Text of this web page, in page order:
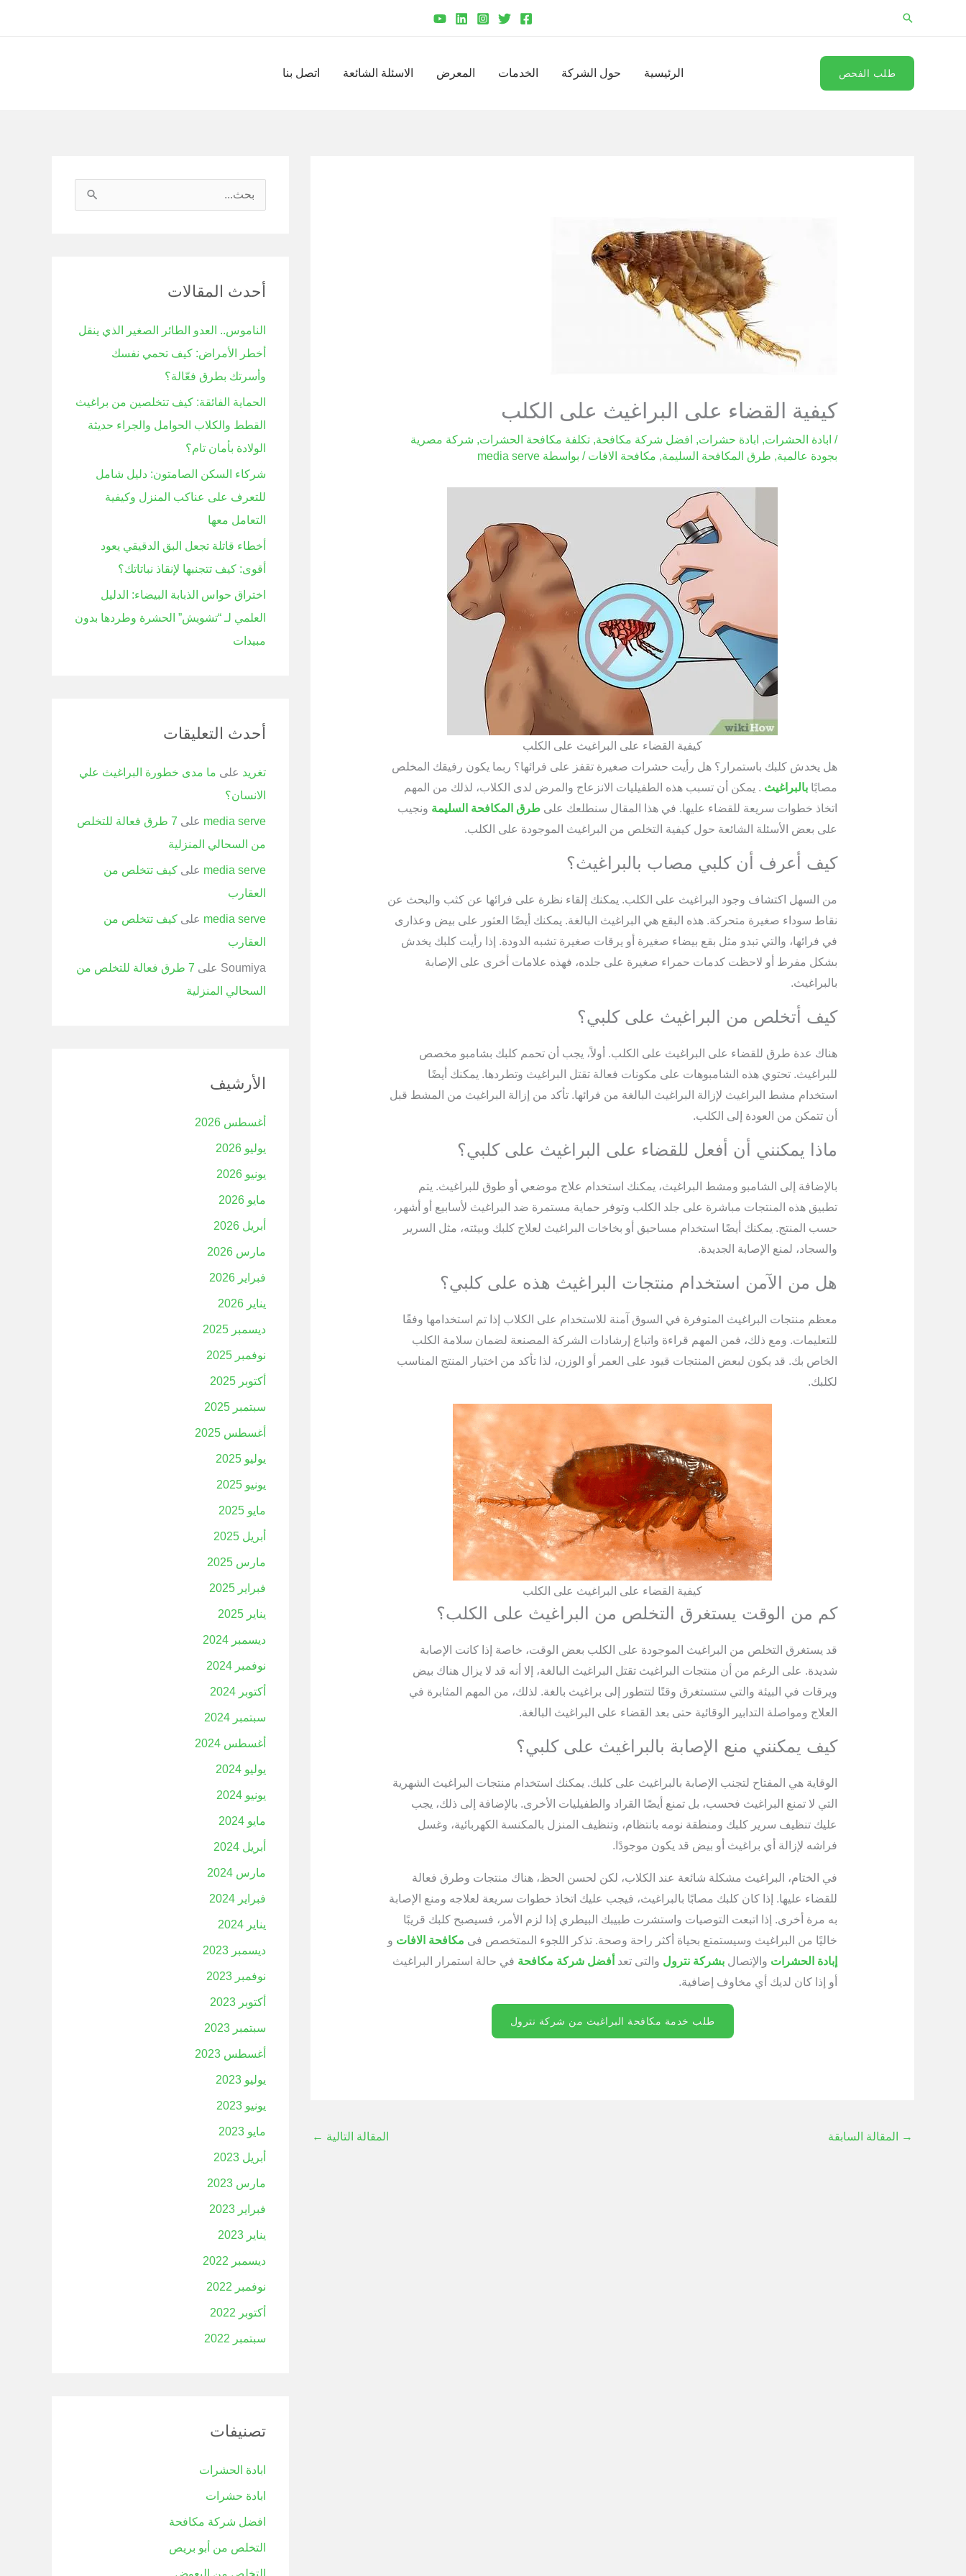
البحث
طلب الفحص الرئيسية حول الشركة الخدمات المعرض الاسئلة الشائعة اتصل بنا
كيفية القضاء على البراغيث على الكلب
/ ابادة الحشرات, ابادة حشرات, افضل شركة مكافحة, تكلفة مكافحة الحشرات, شركة مصرية
بجودة عالمية, طرق المكافحة السليمة, مكافحة الافات / بواسطة media serve
كيفية القضاء على البراغيث على الكلب
هل يخدش كلبك باستمرار؟ هل رأيت حشرات صغيرة تقفز على فرائها؟ ربما يكون رفيقك المخلص
مصابًا بالبراغيث . يمكن أن تسبب هذه الطفيليات الانزعاج والمرض لدى الكلاب، لذلك من المهم
اتخاذ خطوات سريعة للقضاء عليها. في هذا المقال سنطلعك على طرق المكافحة السليمة ونجيب
على بعض الأسئلة الشائعة حول كيفية التخلص من البراغيث الموجودة على الكلب.
كيف أعرف أن كلبي مصاب بالبراغيث؟
من السهل اكتشاف وجود البراغيث على الكلب. يمكنك إلقاء نظرة على فرائها عن كثب والبحث عن
نقاط سوداء صغيرة متحركة. هذه البقع هي البراغيث البالغة. يمكنك أيضًا العثور على بيض وعذارى
في فرائها، والتي تبدو مثل بقع بيضاء صغيرة أو يرقات صغيرة تشبه الدودة. إذا رأيت كلبك يخدش
بشكل مفرط أو لاحظت كدمات حمراء صغيرة على جلده، فهذه علامات أخرى على الإصابة
بالبراغيث.
كيف أتخلص من البراغيث على كلبي؟
هناك عدة طرق للقضاء على البراغيث على الكلب. أولاً، يجب أن تحمم كلبك بشامبو مخصص
للبراغيث. تحتوي هذه الشامبوهات على مكونات فعالة تقتل البراغيث وتطردها. يمكنك أيضًا
استخدام مشط البراغيث لإزالة البراغيث البالغة من فرائها. تأكد من إزالة البراغيث من المشط قبل
أن تتمكن من العودة إلى الكلب.
ماذا يمكنني أن أفعل للقضاء على البراغيث على كلبي؟
بالإضافة إلى الشامبو ومشط البراغيث، يمكنك استخدام علاج موضعي أو طوق للبراغيث. يتم
تطبيق هذه المنتجات مباشرة على جلد الكلب وتوفر حماية مستمرة ضد البراغيث لأسابيع أو أشهر،
حسب المنتج. يمكنك أيضًا استخدام مساحيق أو بخاخات البراغيث لعلاج كلبك وبيئته، مثل السرير
والسجاد، لمنع الإصابة الجديدة.
هل من الآمن استخدام منتجات البراغيث هذه على كلبي؟
معظم منتجات البراغيث المتوفرة في السوق آمنة للاستخدام على الكلاب إذا تم استخدامها وفقًا
للتعليمات. ومع ذلك، فمن المهم قراءة واتباع إرشادات الشركة المصنعة لضمان سلامة الكلب
الخاص بك. قد يكون لبعض المنتجات قيود على العمر أو الوزن، لذا تأكد من اختيار المنتج المناسب
لكلبك.
كيفية القضاء على البراغيث على الكلب
كم من الوقت يستغرق التخلص من البراغيث على الكلب؟
قد يستغرق التخلص من البراغيث الموجودة على الكلب بعض الوقت، خاصة إذا كانت الإصابة
شديدة. على الرغم من أن منتجات البراغيث تقتل البراغيث البالغة، إلا أنه قد لا يزال هناك بيض
ويرقات في البيئة والتي ستستغرق وقتًا لتتطور إلى براغيث بالغة. لذلك، من المهم المثابرة في
العلاج ومواصلة التدابير الوقائية حتى بعد القضاء على البراغيث البالغة.
كيف يمكنني منع الإصابة بالبراغيث على كلبي؟
الوقاية هي المفتاح لتجنب الإصابة بالبراغيث على كلبك. يمكنك استخدام منتجات البراغيث الشهرية
التي لا تمنع البراغيث فحسب، بل تمنع أيضًا القراد والطفيليات الأخرى. بالإضافة إلى ذلك، يجب
عليك تنظيف سرير كلبك ومنطقة نومه بانتظام، وتنظيف المنزل بالمكنسة الكهربائية، وغسل
فراشه لإزالة أي براغيث أو بيض قد يكون موجودًا.
في الختام، البراغيث مشكلة شائعة عند الكلاب، لكن لحسن الحظ، هناك منتجات وطرق فعالة
للقضاء عليها. إذا كان كلبك مصابًا بالبراغيث، فيجب عليك اتخاذ خطوات سريعة لعلاجه ومنع الإصابة
به مرة أخرى. إذا اتبعت التوصيات واستشرت طبيبك البيطري إذا لزم الأمر، فسيصبح كلبك قريبًا
خاليًا من البراغيث وسيستمتع بحياة أكثر راحة وصحة. تذكر اللجوء الىمتخصص فى مكافحة الافات و
إبادة الحشرات والإتصال بشركة نترول والتى تعد أفضل شركة مكافحة في حالة استمرار البراغيث
أو إذا كان لديك أي مخاوف إضافية.
طلب خدمة مكافحة البراغيث من شركة نترول
→ المقالة السابقة المقالة التالية ←
ث
ن
:
أحدث المقالات
الناموس.. العدو الطائر الصغير الذي ينقل
أخطر الأمراض: كيف تحمي نفسك
وأسرتك بطرق فعّالة؟
الحماية الفائقة: كيف تتخلصين من براغيث
القطط والكلاب الحوامل والجراء حديثة
الولادة بأمان تام؟
شركاء السكن الصامتون: دليل شامل
للتعرف على عناكب المنزل وكيفية
التعامل معها
أخطاء قاتلة تجعل البق الدقيقي يعود
أقوى: كيف تتجنبها لإنقاذ نباتاتك؟
اختراق حواس الذبابة البيضاء: الدليل
العلمي لـ “تشويش” الحشرة وطردها بدون
مبيدات
أحدث التعليقات
تغريد على ما مدى خطورة البراغيث علي
الانسان؟
media serve على
7 طرق فعالة للتخلص
من السحالي المنزلية
media serve على كيف تتخلص من
العقارب
media serve على كيف تتخلص من
العقارب
Soumiya على
7 طرق فعالة للتخلص من
السحالي المنزلية
الأرشيف
أغسطس 2026
يوليو 2026
يونيو 2026
مايو 2026
أبريل 2026
مارس 2026
فبراير 2026
يناير 2026
ديسمبر 2025
نوفمبر 2025
أكتوبر 2025
سبتمبر 2025
أغسطس 2025
يوليو 2025
يونيو 2025
مايو 2025
أبريل 2025
مارس 2025
فبراير 2025
يناير 2025
ديسمبر 2024
نوفمبر 2024
أكتوبر 2024
سبتمبر 2024
أغسطس 2024
يوليو 2024
يونيو 2024
مايو 2024
أبريل 2024
مارس 2024
فبراير 2024
يناير 2024
ديسمبر 2023
نوفمبر 2023
أكتوبر 2023
سبتمبر 2023
أغسطس 2023
يوليو 2023
يونيو 2023
مايو 2023
أبريل 2023
مارس 2023
فبراير 2023
يناير 2023
ديسمبر 2022
نوفمبر 2022
أكتوبر 2022
سبتمبر 2022
تصنيفات
ابادة الحشرات
ابادة حشرات
افضل شركة مكافحة
التخلص من أبو بريص
التخلص من البعوض